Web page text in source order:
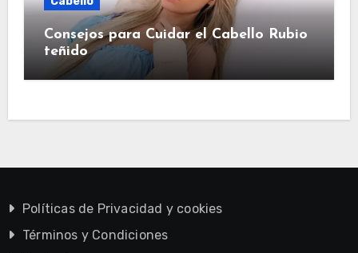
Consejos para Cuidar el Cabello Rubio
teñido
Políticas de Privacidad y cookies
Términos y Condiciones